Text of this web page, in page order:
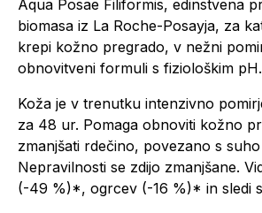
Aqua Posae Filiformis, edinstvena
biomasa iz La Roche-Posayja, za
krepi kožno pregrado, v nežni
obnovitveni formuli s fiziološkim pH.
Koža je v trenutku intenzivno
za 48 ur. Pomaga obnoviti kožno
zmanjšati rdečino, povezano s
Nepravilnosti se zdijo zmanjšane.
(-49 %)*, ogrcev (-16 %)* in sledi